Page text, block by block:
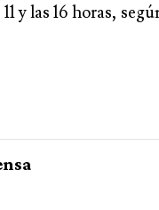
y las 16 horas,